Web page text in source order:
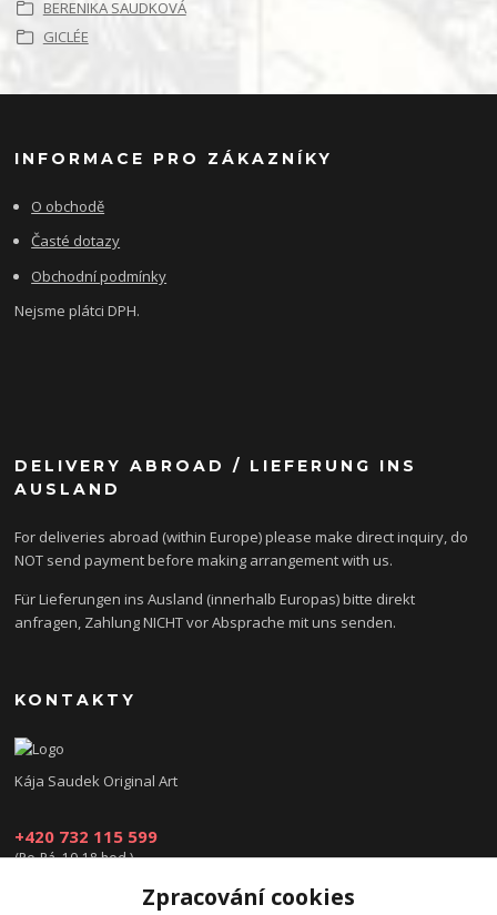
BERENIKA SAUDKOVÁ
GICLÉE
INFORMACE PRO ZÁKAZNÍKY
O obchodě
Časté dotazy
Obchodní podmínky
Nejsme plátci DPH.
DELIVERY ABROAD / LIEFERUNG INS
AUSLAND
For deliveries abroad (within Europe) please make direct inquiry, do
NOT send payment before making arrangement with us.
Für Lieferungen ins Ausland (innerhalb Europas) bitte direkt
anfragen, Zahlung NICHT vor Absprache mit uns senden.
KONTAKTY
Kája Saudek Original Art
+420 732 115 599
(Po-Pá, 10-18 hod.)
obchod@kajasaudek.cz
Zpracování cookies